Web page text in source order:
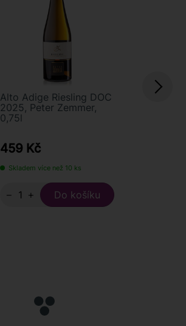
Alto Adige Riesling DOC
2025, Peter Zemmer,
0,75l
459 Kč
Skladem více než 10 ks
− +
Alto